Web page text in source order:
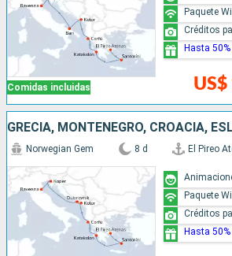
Comidas incluidas US$
Paquete
Créditos
Hasta
Norwegian Gem 8 d El Pireo
Paquete
Créditos
Hasta